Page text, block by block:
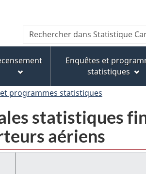
au
contenu
principal
« À
propos
de
ce
version
HTML
simplifiée
Recherche
Rechercher
dans
Canada
Enquêtes et
statistiques
programmes statistiques
statistiques
aériens